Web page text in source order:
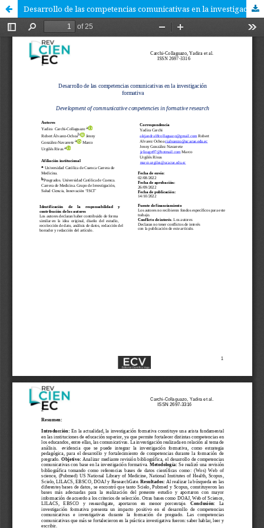
Desarrollo de las competencias comunicativas en la investigación formativa